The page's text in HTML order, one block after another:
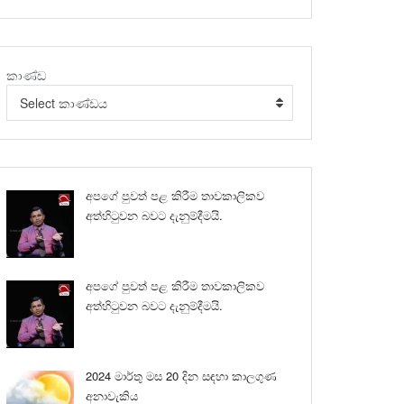
කාණ්ඩ
Select කාණ්ඩය
අපගේ පුවත් පළ කිරීම තාවකාලිකව
අත්හිටුවන බවට දැනුම්දීමයි.
අපගේ පුවත් පළ කිරීම තාවකාලිකව
අත්හිටුවන බවට දැනුම්දීමයි.
2024 මාර්තු මස 20 දින සඳහා කාලගුණ
අනාවැකිය